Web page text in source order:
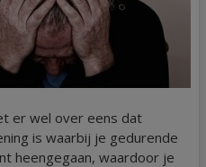
er wel over eens dat
is waarbij je gedurende
heengegaan, waardoor je